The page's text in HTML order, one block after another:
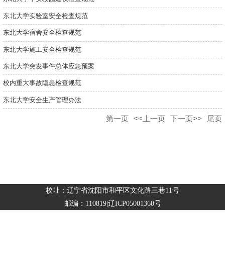
东北大学实验室安全检查规范
东北大学宿舍安全检查规范
东北大学施工安全检查规范
东北大学突发事件总体应急预案
校内重大事故隐患检查规范
东北大学安全生产管理办法
第一页 <<上一页 下一页>> 尾页
校址：辽宁省沈阳市和平区文化路三巷11号
邮编：110819|辽ICP05001360号